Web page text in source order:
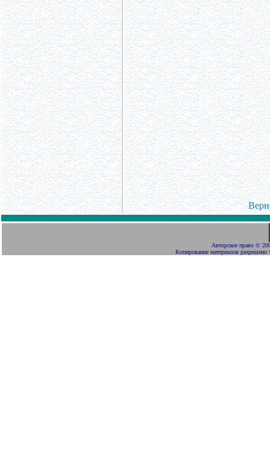
Авторское право ©
Копирование материалов